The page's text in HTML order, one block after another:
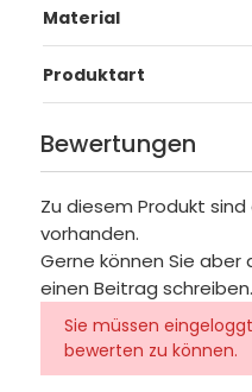
Material
Produktart
Bewertungen
Zu diesem Produkt
vorhanden.
Gerne können Sie aber
einen Beitrag schreiben.
Sie müssen
bewerten zu können.